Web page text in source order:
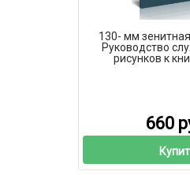
130- мм
Руководство
рисунков к
660